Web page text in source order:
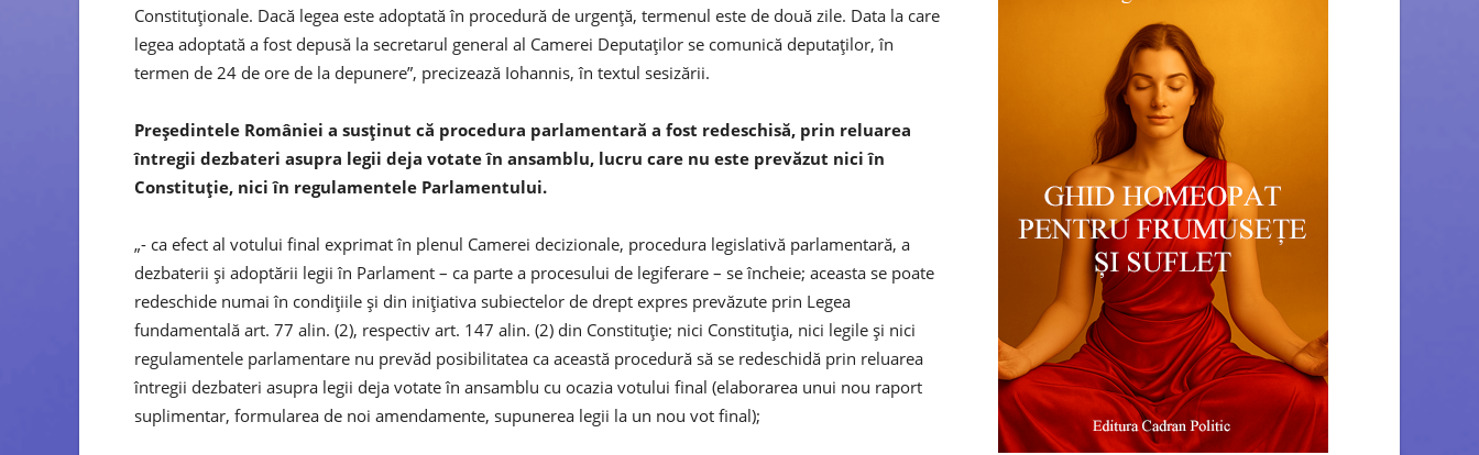
Constituţionale. Dacă legea este adoptată în procedură de urgenţă, termenul este de două zile. Data la care
legea adoptată a fost depusă la secretarul general al Camerei Deputaţilor se comunică deputaţilor, în
termen de 24 de ore de la depunere”, precizează Iohannis, în textul sesizării.
Preşedintele României a susţinut că procedura parlamentară a fost redeschisă, prin reluarea
întregii dezbateri asupra legii deja votate în ansamblu, lucru care nu este prevăzut nici în
Constituţie, nici în regulamentele Parlamentului.
„- ca efect al votului final exprimat în plenul Camerei decizionale, procedura legislativă parlamentară, a
dezbaterii şi adoptării legii în Parlament – ca parte a procesului de legiferare – se încheie; aceasta se poate
redeschide numai în condiţiile şi din iniţiativa subiectelor de drept expres prevăzute prin Legea
fundamentală art. 77 alin. (2), respectiv art. 147 alin. (2) din Constituţie; nici Constituţia, nici legile şi nici
regulamentele parlamentare nu prevăd posibilitatea ca această procedură să se redeschidă prin reluarea
întregii dezbateri asupra legii deja votate în ansamblu cu ocazia votului final (elaborarea unui nou raport
suplimentar, formularea de noi amendamente, supunerea legii la un nou vot final);